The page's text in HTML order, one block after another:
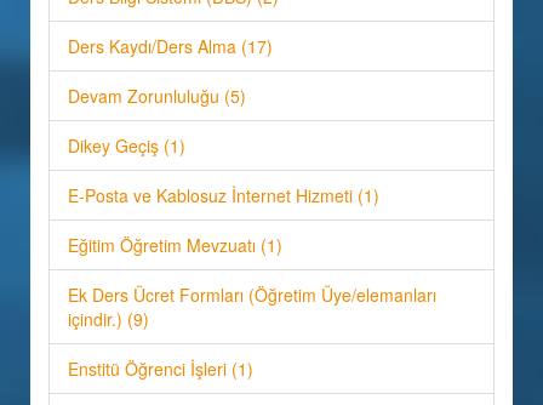
Ders Kaydı/Ders Alma (17)
Devam Zorunluluğu (5)
Dikey Geçiş (1)
E-Posta ve Kablosuz İnternet Hizmeti (1)
Eğitim Öğretim Mevzuatı (1)
Ek Ders Ücret Formları (Öğretim Üye/elemanları
içindir.) (9)
Enstitü Öğrenci İşleri (1)